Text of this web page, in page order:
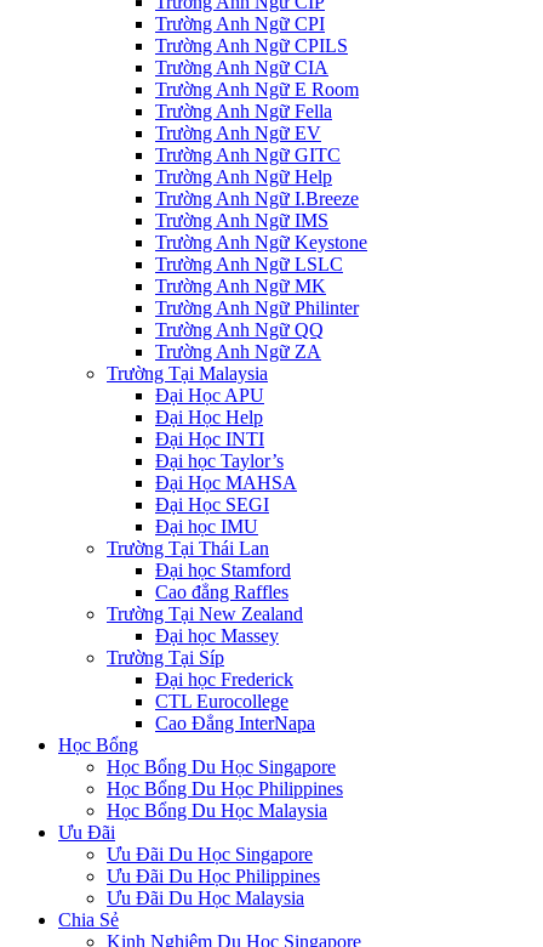
Trường Anh Ngữ CPI
Trường Anh Ngữ CPILS
Trường Anh Ngữ CIA
Trường Anh Ngữ E Room
Trường Anh Ngữ Fella
Trường Anh Ngữ EV
Trường Anh Ngữ GITC
Trường Anh Ngữ Help
Trường Anh Ngữ I.Breeze
Trường Anh Ngữ IMS
Trường Anh Ngữ Keystone
Trường Anh Ngữ LSLC
Trường Anh Ngữ MK
Trường Anh Ngữ Philinter
Trường Anh Ngữ QQ
Trường Anh Ngữ ZA
Trường Tại Malaysia
Đại Học APU
Đại Học Help
Đại Học INTI
Đại học Taylor’s
Đại Học MAHSA
Đại Học SEGI
Đại học IMU
Trường Tại Thái Lan
Đại học Stamford
Cao đẳng Raffles
Trường Tại New Zealand
Đại học Massey
Trường Tại Síp
Đại học Frederick
CTL Eurocollege
Cao Đẳng InterNapa
Học Bổng
Học Bổng Du Học Singapore
Học Bổng Du Học Philippines
Học Bổng Du Học Malaysia
Ưu Đãi
Ưu Đãi Du Học Singapore
Ưu Đãi Du Học Philippines
Ưu Đãi Du Học Malaysia
Chia Sẻ
Kinh Nghiệm Du Học Singapore